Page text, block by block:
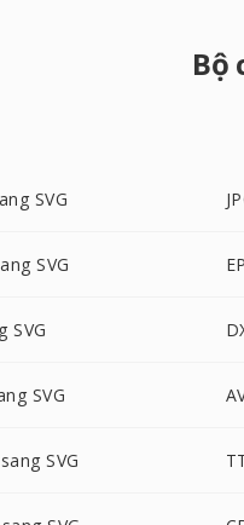
Bộ
SVG
SVG
SVG
SVG
SVG